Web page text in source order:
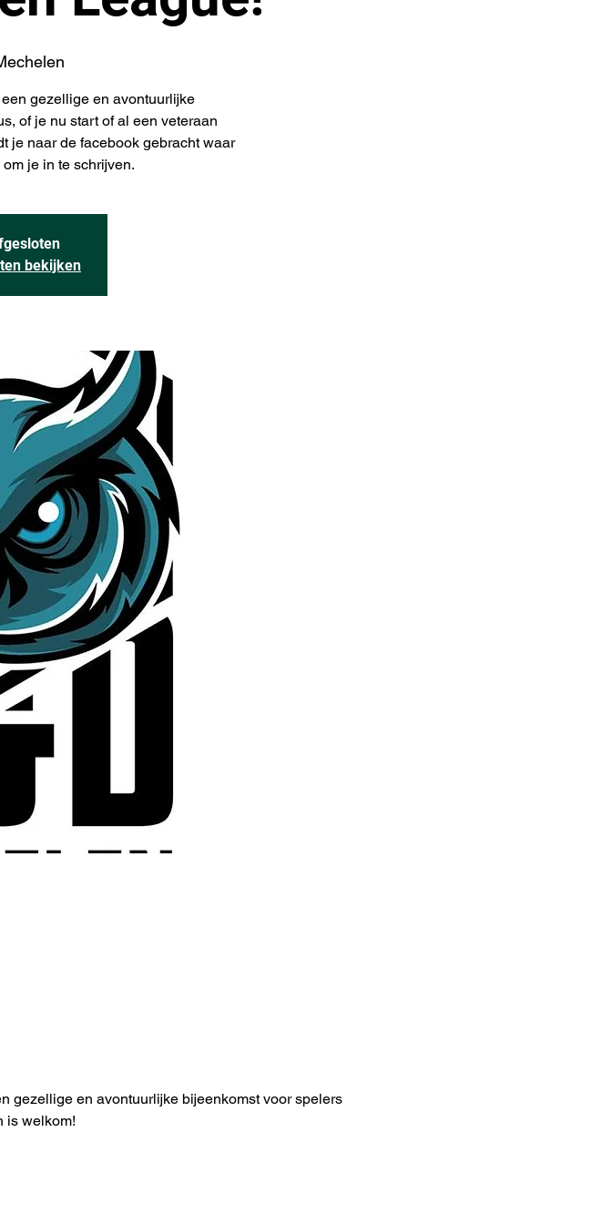
gezellige en avontuurlijke
of je nu start of al een veteraan
je naar de facebook gebracht waar
je in te schrijven.
bekijken
gezellige en avontuurlijke bijeenkomst voor spelers
is welkom!